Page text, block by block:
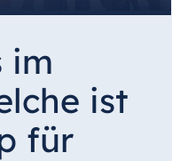
im
ist
für